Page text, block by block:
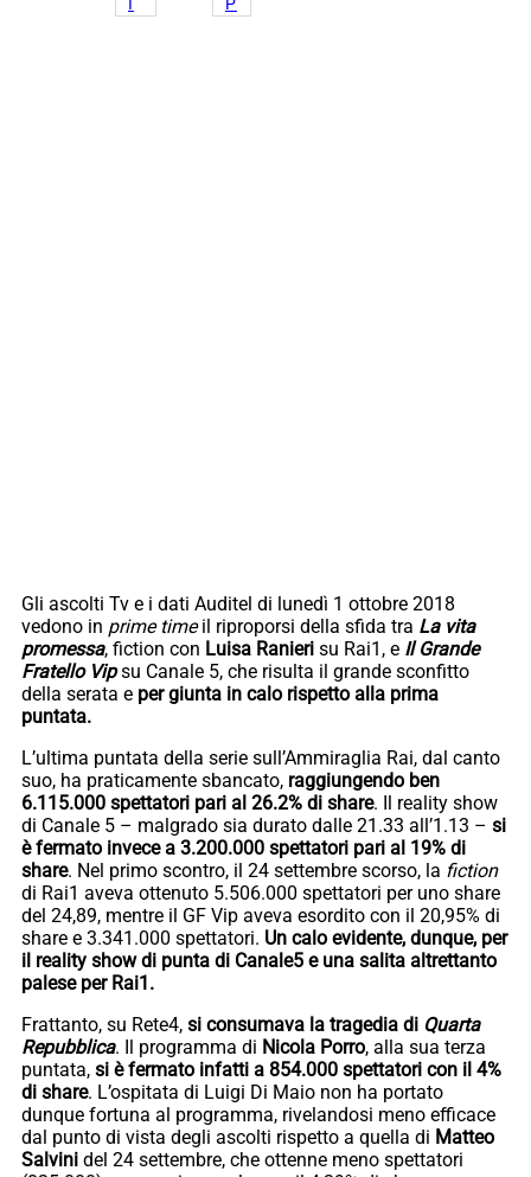
Gli ascolti Tv e i dati Auditel di lunedì 1 ottobre 2018
vedono in prime timeil riproporsi della sfida tra La vita
promessa, fiction con Luisa Ranieri su Rai1, e Il Grande
Fratello Vipsu Canale 5, che risulta il grande sconfitto
della serata e per giunta in calo rispetto alla prima
puntata.
L’ultima puntata della serie sull’Ammiraglia Rai, dal canto
suo, ha praticamente sbancato, raggiungendo ben
6.115.000 spettatori pari al 26.2% di share. Il reality show
di Canale 5 – malgrado sia durato dalle 21.33 all’1.13 – si
è fermato invece a 3.200.000 spettatori pari al 19% di
share. Nel primo scontro, il 24 settembre scorso, la fiction
di Rai1 aveva ottenuto 5.506.000 spettatori per uno share
del 24,89, mentre il GF Vip aveva esordito con il 20,95% di
share e 3.341.000 spettatori. Un calo evidente, dunque, per
il reality show di punta di Canale5 e una salita altrettanto
palese per Rai1.
Frattanto, su Rete4, si consumava la tragedia di Quarta
Repubblica. Il programma di Nicola Porro, alla sua terza
puntata, si è fermato infatti a 854.000 spettatori con il 4%
di share. L’ospitata di Luigi Di Maio non ha portato
dunque fortuna al programma, rivelandosi meno efficace
dal punto di vista degli ascolti rispetto a quella di Matteo
Salvini del 24 settembre, che ottenne meno spettatori